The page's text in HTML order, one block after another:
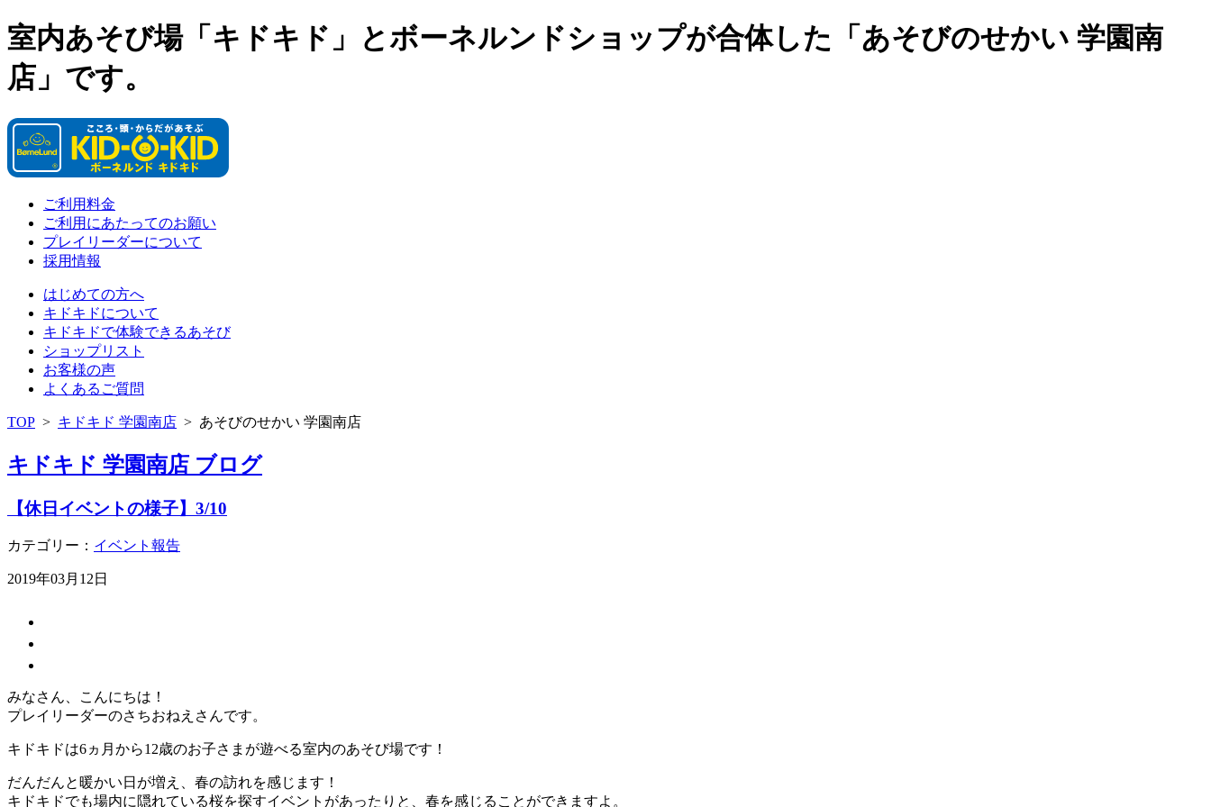
室内あそび場「キドキド」とボーネルンドショップが合体した「あそびのせかい 学園南
店」です。
ご利用料金
ご利用にあたってのお願い
プレイリーダーについて
採用情報
はじめての方へ
キドキドについて
キドキドで体験できるあそび
ショップリスト
お客様の声
よくあるご質問
TOP > キドキド 学園南店 > あそびのせかい 学園南店
キドキド 学園南店 ブログ
【休日イベントの様子】3/10
カテゴリー： イベント報告
2019年03月12日
みなさん、こんにちは！
プレイリーダーのさちおねえさんです。
キドキドは6ヵ月から12歳のお子さまが遊べる室内のあそび場です！
だんだんと暖かい日が増え、春の訪れを感じます！
キドキドでも場内に隠れている桜を探すイベントがあったりと、春を感じることができますよ。